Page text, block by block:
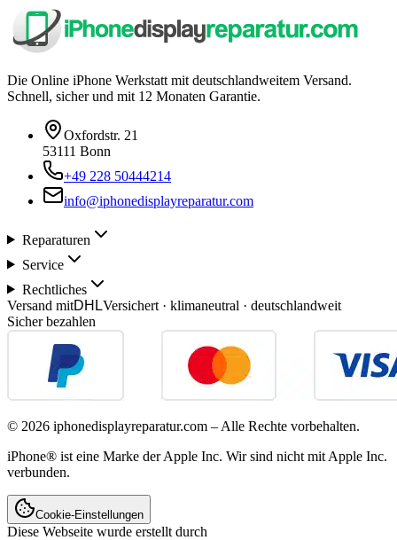
Die Online iPhone Werkstatt mit deutschlandweitem Versand.
Schnell, sicher und mit 12 Monaten Garantie.
Oxfordstr. 21
53111 Bonn
+49 228 50444214
info@iphonedisplayreparatur.com
Reparaturen
Service
Rechtliches
Versand mitDHLVersichert · klimaneutral · deutschlandweit
Sicher bezahlen
© 2026 iphonedisplayreparatur.com – Alle Rechte vorbehalten.
iPhone® ist eine Marke der Apple Inc. Wir sind nicht mit Apple Inc.
verbunden.
Cookie-Einstellungen
Diese Webseite wurde erstellt durch